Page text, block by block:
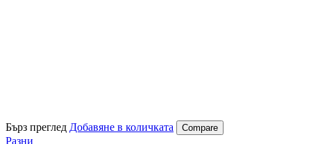
Бърз преглед Добавяне в количката Compare
Разни